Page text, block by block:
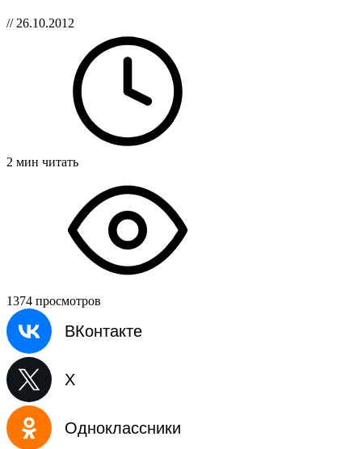
// 26.10.2012
2 мин читать
1374 просмотров
ВКонтакте
X
Одноклассники